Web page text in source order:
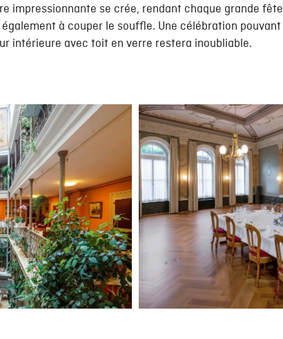
impressionnante se crée, rendant chaque grande fête
à couper le souffle. Une célébration pouvant
intérieure avec toit en verre restera inoubliable.